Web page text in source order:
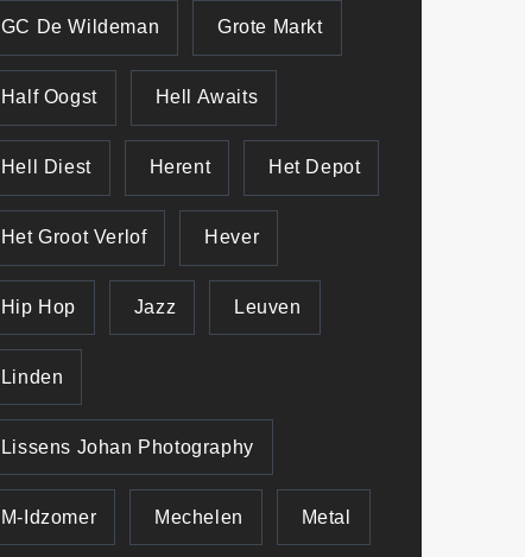
GC De Wildeman Grote Markt
Half Oogst Hell Awaits
Hell Diest Herent Het Depot
Het Groot Verlof Hever
Hip Hop Jazz Leuven
Linden
Lissens Johan Photography
M-Idzomer Mechelen Metal